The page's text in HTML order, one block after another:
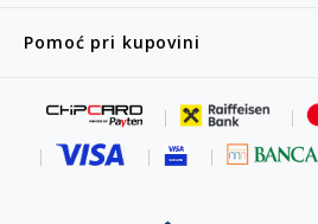
Pomoć pri kupovini